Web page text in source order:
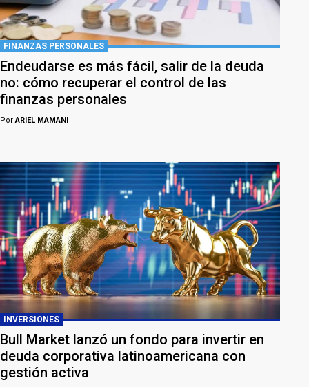
FINANZAS PERSONALES
Endeudarse es más fácil, salir de la deuda
no: cómo recuperar el control de las
finanzas personales
PorARIEL MAMANI
INVERSIONES
Bull Market lanzó un fondo para invertir en
deuda corporativa latinoamericana con
gestión activa